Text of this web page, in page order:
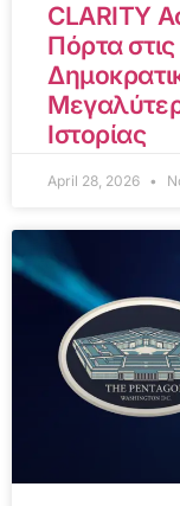
CLARITY
Πόρτα στις
Ιστορίας
April 28, 2026